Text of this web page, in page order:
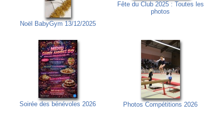
Noël BabyGym 13/12/2025
Fête du Club 2025 : Toutes les
photos
Soirée des bénévoles 2026 Photos Compétitions 2026